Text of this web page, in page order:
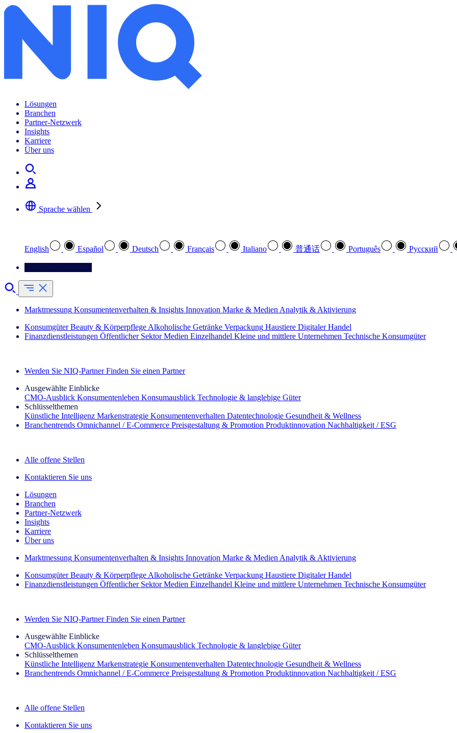
Lösungen
Branchen
Partner-Netzwerk
Insights
Karriere
Über uns
Sprache wählen
English Español Deutsch Français Italiano 普通话 Português Pусский
Marktmessung Konsumentenverhalten & Insights Innovation Marke & Medien Analytik & Aktivierung
Konsumgüter Beauty & Körperpflege Alkoholische Getränke Verpackung Haustiere Digitaler Handel
Finanzdienstleistungen Öffentlicher Sektor Medien Einzelhandel Kleine und mittlere Unternehmen Technische Konsumgüter
Werden Sie NIQ-Partner Finden Sie einen Partner
Ausgewählte Einblicke
CMO‑Ausblick Konsumentenleben Konsumausblick Technologie & langlebige Güter
Schlüsselthemen
Künstliche Intelligenz Markenstrategie Konsumentenverhalten Datentechnologie Gesundheit & Wellness
Branchentrends Omnichannel / E‑Commerce Preisgestaltung & Promotion Produktinnovation Nachhaltigkeit / ESG
Alle offene Stellen
Kontaktieren Sie uns
Lösungen
Branchen
Partner-Netzwerk
Insights
Karriere
Über uns
Marktmessung Konsumentenverhalten & Insights Innovation Marke & Medien Analytik & Aktivierung
Konsumgüter Beauty & Körperpflege Alkoholische Getränke Verpackung Haustiere Digitaler Handel
Finanzdienstleistungen Öffentlicher Sektor Medien Einzelhandel Kleine und mittlere Unternehmen Technische Konsumgüter
Werden Sie NIQ-Partner Finden Sie einen Partner
Ausgewählte Einblicke
CMO‑Ausblick Konsumentenleben Konsumausblick Technologie & langlebige Güter
Schlüsselthemen
Künstliche Intelligenz Markenstrategie Konsumentenverhalten Datentechnologie Gesundheit & Wellness
Branchentrends Omnichannel / E‑Commerce Preisgestaltung & Promotion Produktinnovation Nachhaltigkeit / ESG
Alle offene Stellen
Kontaktieren Sie uns